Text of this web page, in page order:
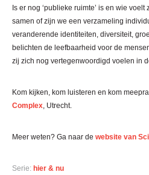
Is er nog ‘publieke ruimte’ is en wie
samen of zijn we een verzameling
veranderende identiteiten, diversiteit,
belichten de leefbaarheid voor de
zij zich nog vertegenwoordigd voelen in
Kom kijken, kom luisteren en kom
Complex, Utrecht.
Meer weten? Ga naar de website van
Serie: hier & nu